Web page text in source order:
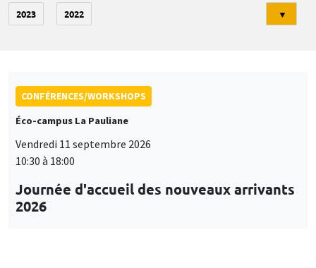
2023 2022 ▼
CONFÉRENCES/WORKSHOPS
Éco-campus La Pauliane
Vendredi 11 septembre 2026
10:30 à 18:00
Journée d'accueil des nouveaux arrivants
2026